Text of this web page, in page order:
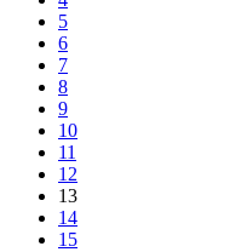
5
6
7
8
9
10
11
12
13
14
15